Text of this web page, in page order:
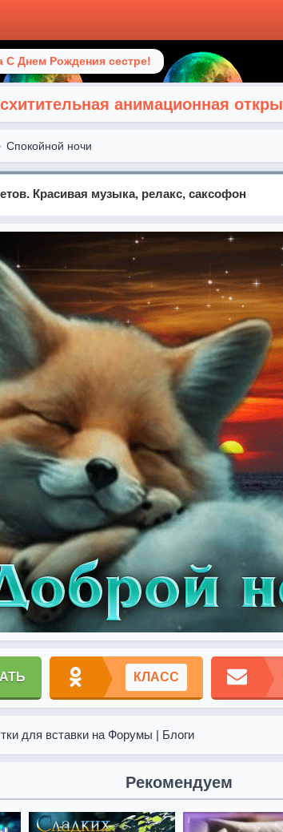
С Днем Рождения сестре!
анимационная
Спокойной ночи
Красивая музыка, релакс, саксофон
КЛАСС
для вставки на Форумы | Блоги
Рекомендуем